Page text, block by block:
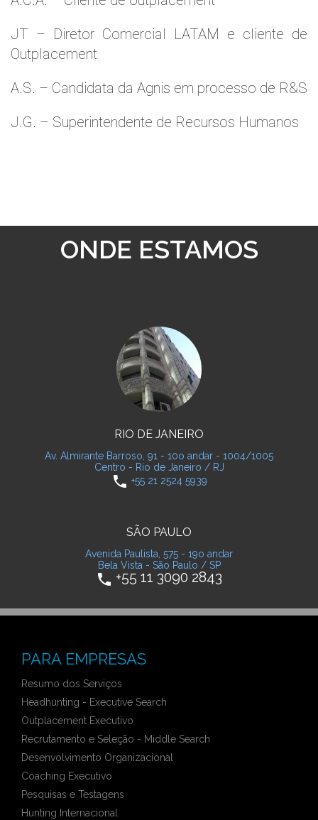
JT – Diretor Comercial LATAM e cliente de
Outplacement
A.S. – Candidata da Agnis em processo de R&S
J.G. – Superintendente de Recursos Humanos
ONDE ESTAMOS
RIO DE JANEIRO
Av. Almirante Barroso, 91 - 10o andar - 1004/1005
Centro - Rio de Janeiro / RJ
phone +55 21 2524 5939
SÃO PAULO
Avenida Paulista, 575 - 19o andar
Bela Vista - São Paulo / SP
phone +55 11 3090 2843
PARA EMPRESAS
Resumo dos Serviços
Headhunting - Executive Search
Outplacement Executivo
Recrutamento e Seleção - Middle Search
Desenvolvimento Organizacional
Coaching Executivo
Pesquisas e Testagens
Hunting Internacional